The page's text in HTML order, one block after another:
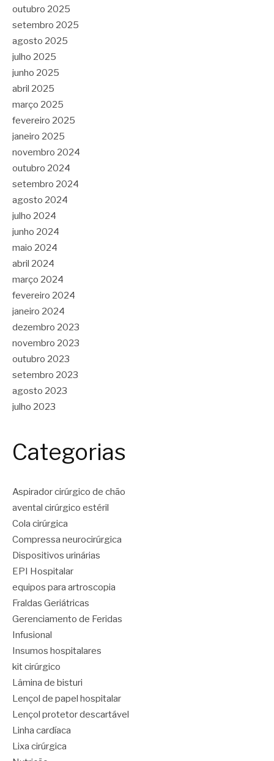
outubro 2025
setembro 2025
agosto 2025
julho 2025
junho 2025
abril 2025
março 2025
fevereiro 2025
janeiro 2025
novembro 2024
outubro 2024
setembro 2024
agosto 2024
julho 2024
junho 2024
maio 2024
abril 2024
março 2024
fevereiro 2024
janeiro 2024
dezembro 2023
novembro 2023
outubro 2023
setembro 2023
agosto 2023
julho 2023
Categorias
Aspirador cirúrgico de chão
avental cirúrgico estéril
Cola cirúrgica
Compressa neurocirúrgica
Dispositivos urinárias
EPI Hospitalar
equipos para artroscopia
Fraldas Geriátricas
Gerenciamento de Feridas
Infusional
Insumos hospitalares
kit cirúrgico
Lâmina de bisturi
Lençol de papel hospitalar
Lençol protetor descartável
Linha cardíaca
Lixa cirúrgica